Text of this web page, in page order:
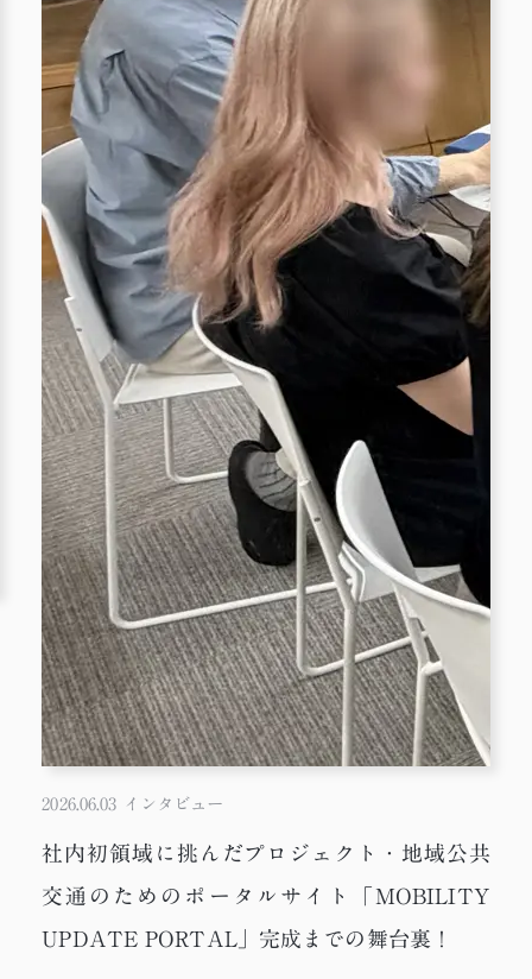
2026.06.03 インタビュー
社内初領域に挑んだプロジェクト・地域公共
交通のためのポータルサイト「MOBILITY
UPDATE PORTAL」完成までの舞台裏！